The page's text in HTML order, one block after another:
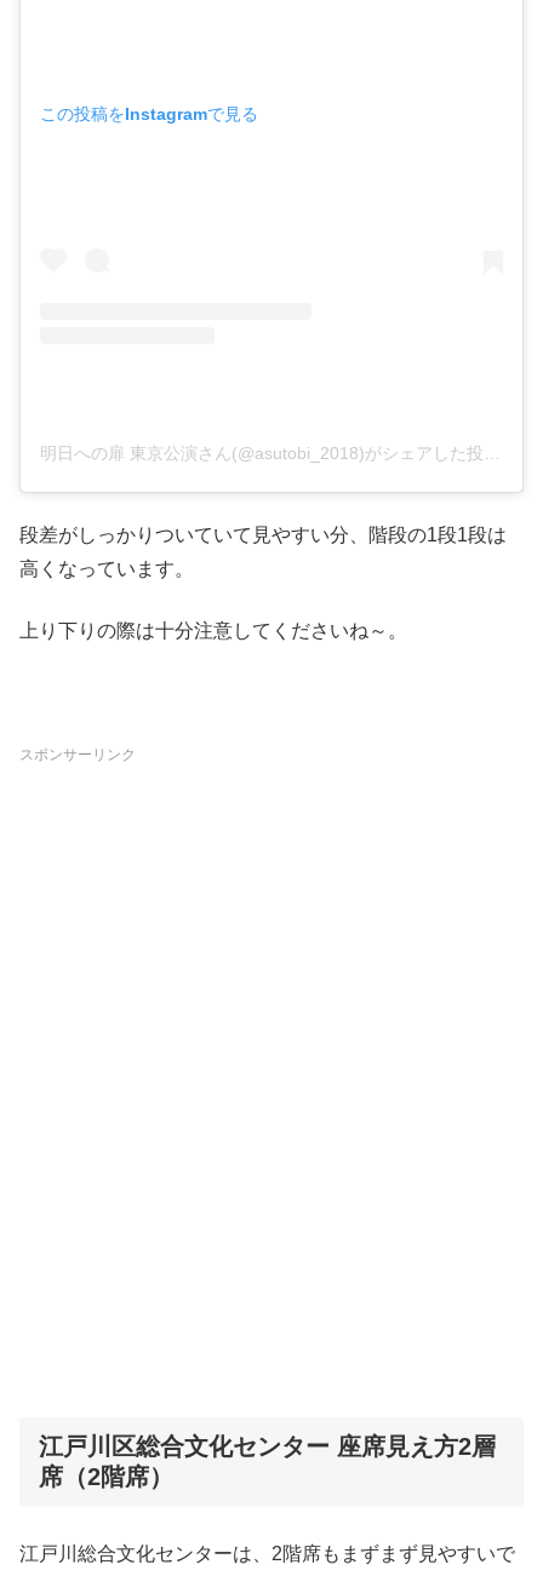
この投稿をInstagramで見る
段差がしっかりついていて見やすい分、階段の1段1段は
高くなっています。
上り下りの際は十分注意してくださいね～。
スポンサーリンク
江戸川区総合文化センター 座席見え方2層
席（2階席）
江戸川総合文化センターは、2階席もまずまず見やすいで